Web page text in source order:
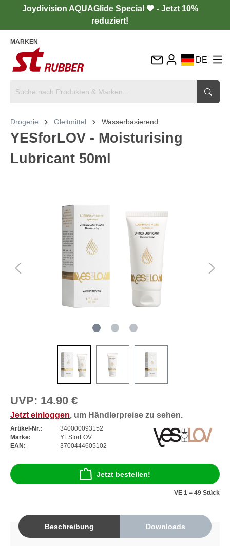
Joydivision AQUAGlide Special 💙 - Jetzt 10%
reduziert!
MARKEN
DE
IT
Drogerie Gleitmittel Wasserbasierend
YESforLOV - Moisturising
Lubricant 50ml
UVP: 14.90 €
Jetzt einloggen, um Händlerpreise zu sehen.
Artikel-Nr.:
340000093152
Marke:
YESforLOV
EAN:
3700444605102
Jetzt bestellen!
VE 1 = 49 Stück
Beschreibung Downloads